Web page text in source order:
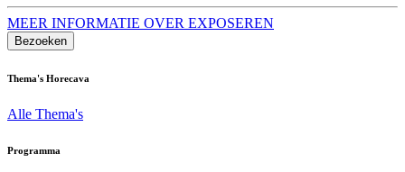
MEER INFORMATIE OVER EXPOSEREN
Bezoeken
Thema's Horecava
Alle Thema's
Programma